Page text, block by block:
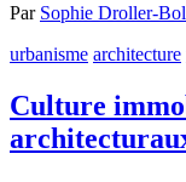
Par Sophie Droller-
urbanisme architecture
Culture